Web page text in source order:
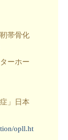
帯骨化
ーホー
」日本
opll.ht